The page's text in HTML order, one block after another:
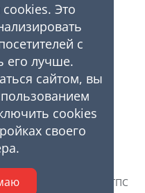
Каталог оборудования
академия ГПС
Это
с
его лучше.
сайтом, вы
cookies
своего